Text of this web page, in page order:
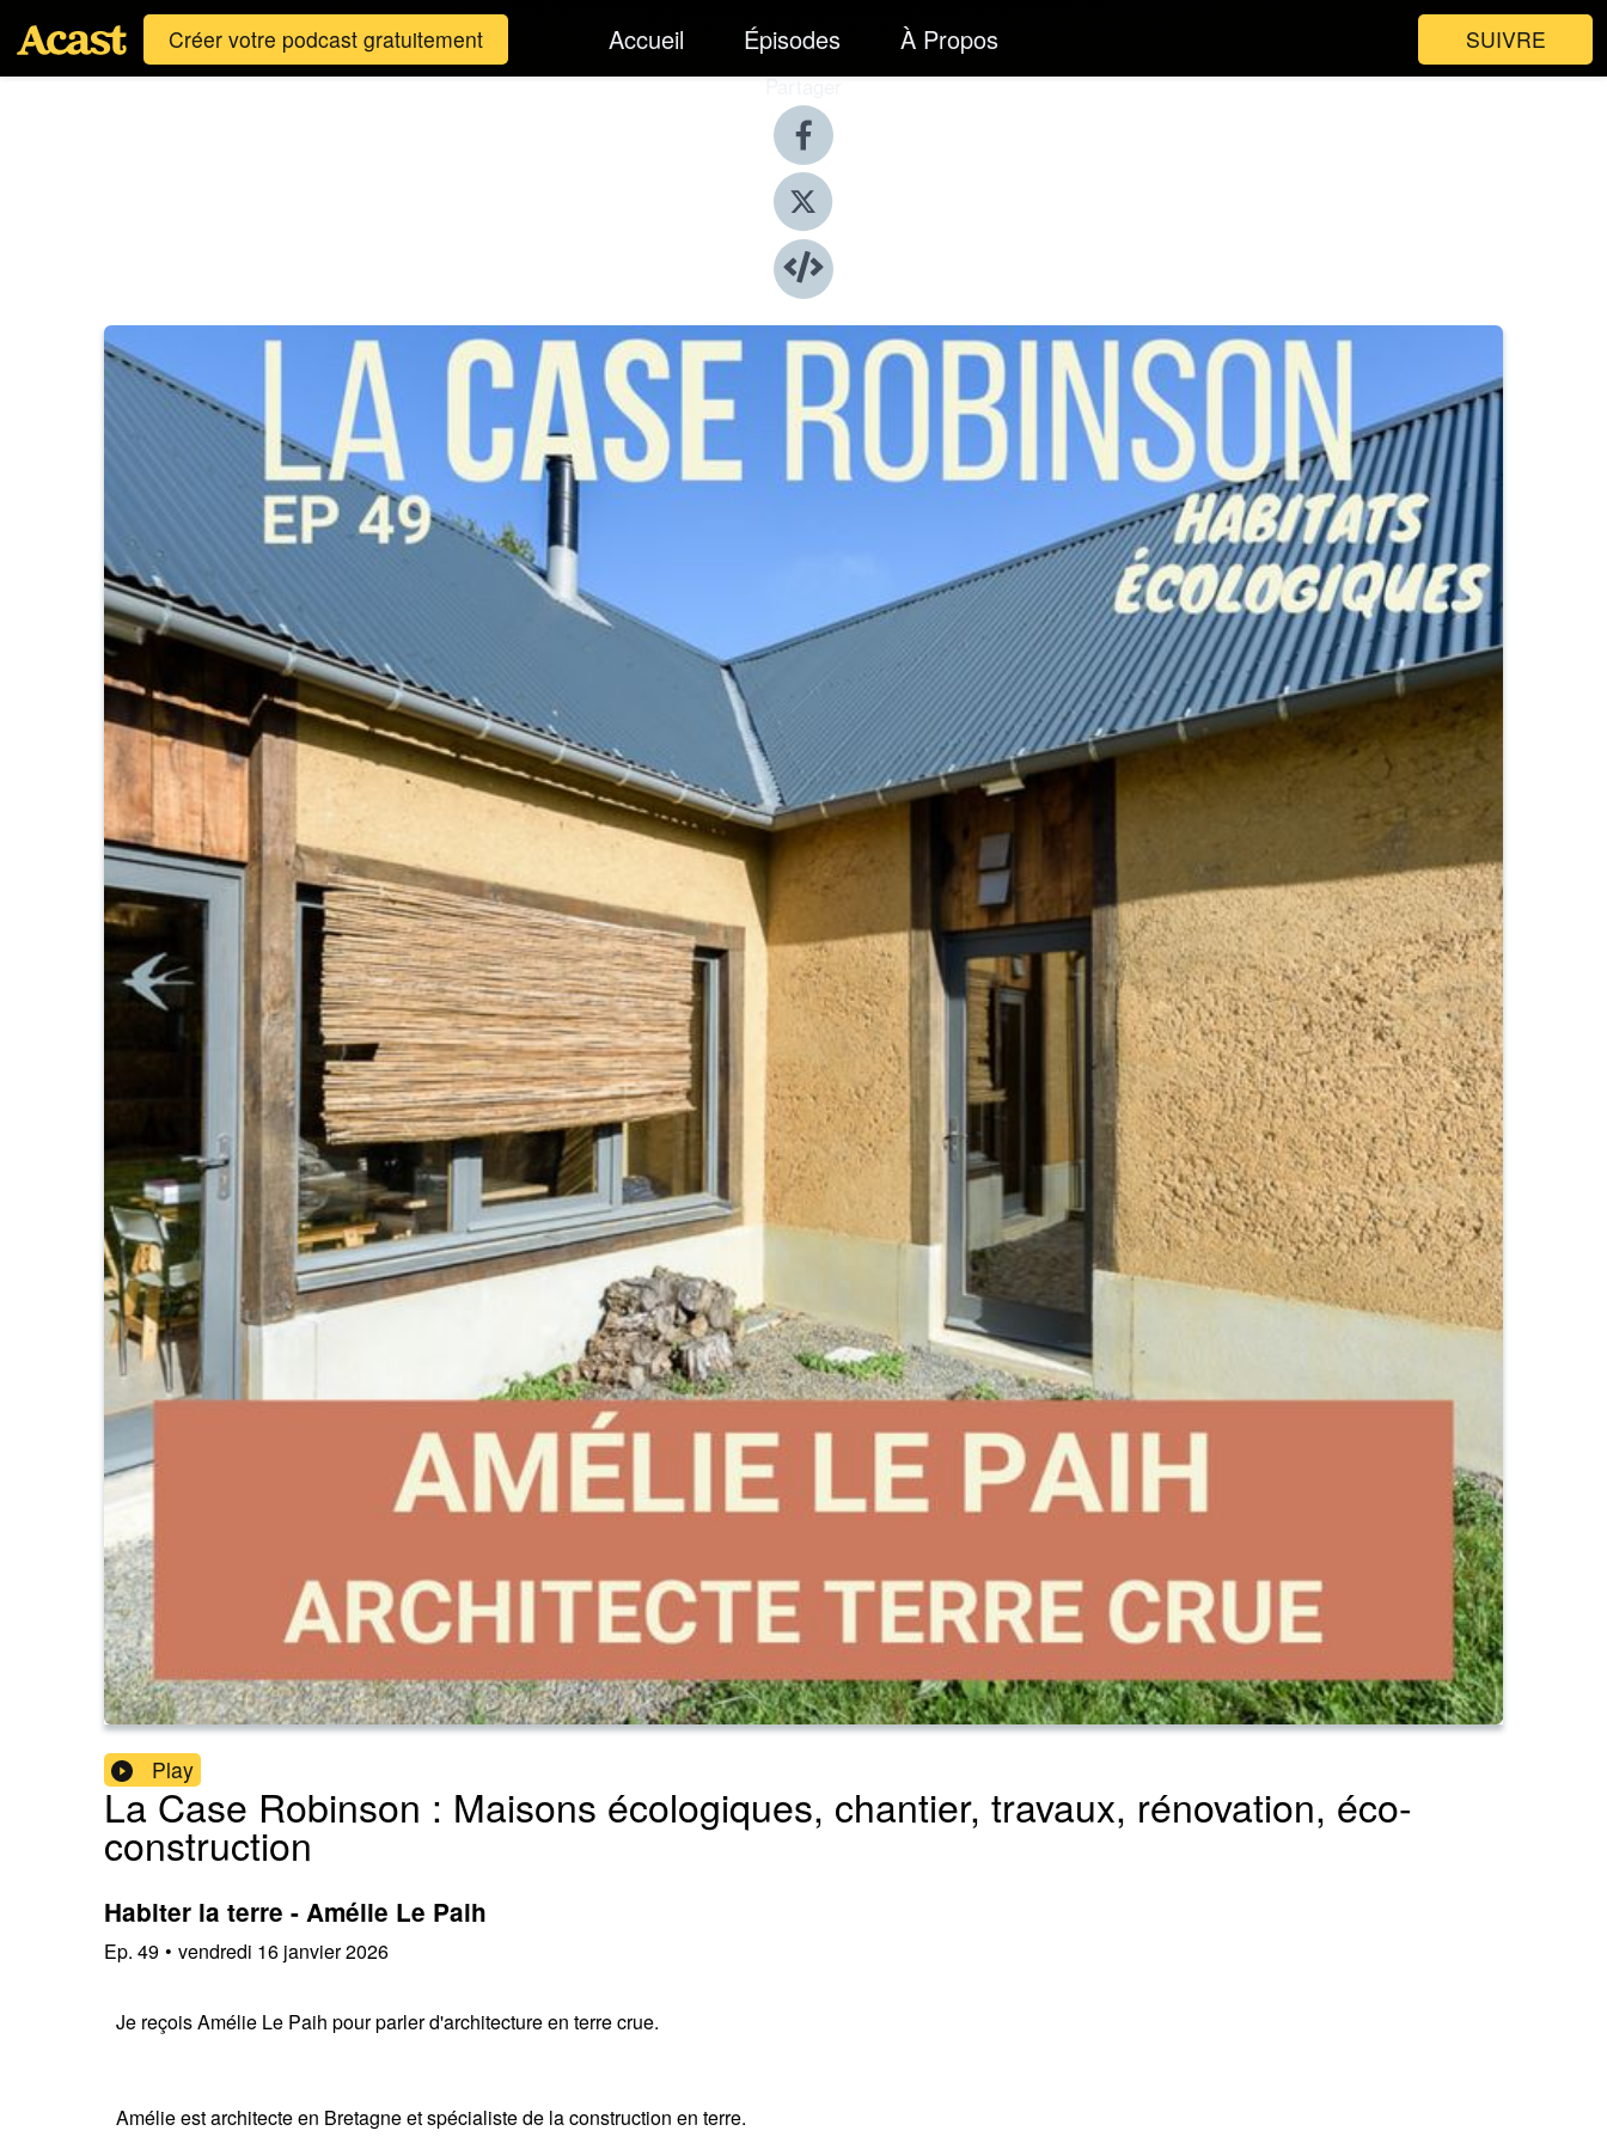
Créer votre podcast gratuitement Accueil Épisodes À Propos SUIVRE
Partager
Play
La Case Robinson : Maisons écologiques, chantier, travaux, rénovation, éco-
construction
Habiter la terre - Amélie Le Paih
Ep. 49 • vendredi 16 janvier 2026
Je reçois Amélie Le Paih pour parler d'architecture en terre crue.
Amélie est architecte en Bretagne et spécialiste de la construction en terre.